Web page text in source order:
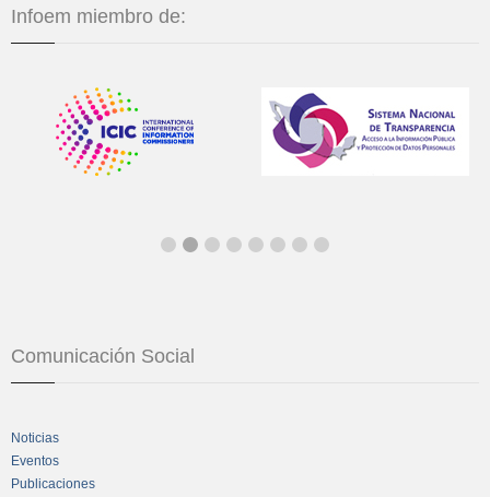
Infoem miembro de:
Comunicación Social
Noticias
Eventos
Publicaciones